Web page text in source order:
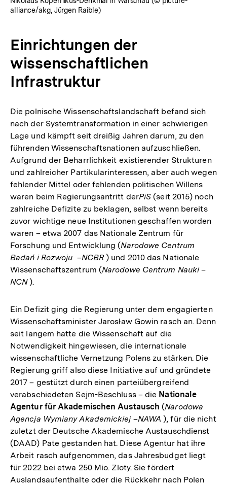
alliance/akg, Jürgen Raible)
Einrichtungen der
wissenschaftlichen
Infrastruktur
Die polnische Wissenschaftslandschaft befand sich
nach der Systemtransformation in einer schwierigen
Lage und kämpft seit dreißig Jahren darum, zu den
führenden Wissenschaftsnationen aufzuschließen.
Aufgrund der Beharrlichkeit existierender Strukturen
und zahlreicher Partikularinteressen, aber auch wegen
fehlender Mittel oder fehlenden politischen Willens
waren beim Regierungsantritt derPiS(seit 2015) noch
zahlreiche Defizite zu beklagen, selbst wenn bereits
zuvor wichtige neue Institutionen geschaffen worden
waren – etwa 2007 das Nationale Zentrum für
Forschung und Entwicklung (Narodowe Centrum
Badań i Rozwoju –NCBR) und 2010 das Nationale
Wissenschaftszentrum (Narodowe Centrum Nauki –
NCN).
Ein Defizit ging die Regierung unter dem engagierten
Wissenschaftsminister Jarosław Gowin rasch an. Denn
seit langem hatte die Wissenschaft auf die
Notwendigkeit hingewiesen, die internationale
wissenschaftliche Vernetzung Polens zu stärken. Die
Regierung griff also diese Initiative auf und gründete
2017 – gestützt durch einen parteiübergreifend
verabschiedeten Sejm-Beschluss – die Nationale
Agentur für Akademischen Austausch (Narodowa
Agencja Wymiany Akademickiej –NAWA), für die nicht
zuletzt der Deutsche Akademische Austauschdienst
(DAAD) Pate gestanden hat. Diese Agentur hat ihre
Arbeit rasch aufgenommen, das Jahresbudget liegt
für 2022 bei etwa 250 Mio. Zloty. Sie fördert
Auslandsaufenthalte oder die Rückkehr nach Polen